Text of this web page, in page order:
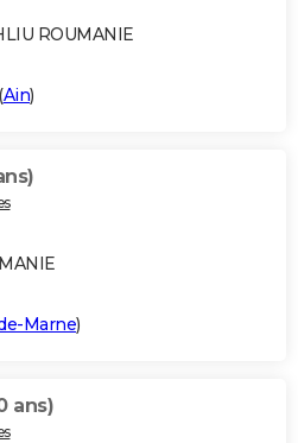
ROUMANIE
(Ain)
Marne)
ans)